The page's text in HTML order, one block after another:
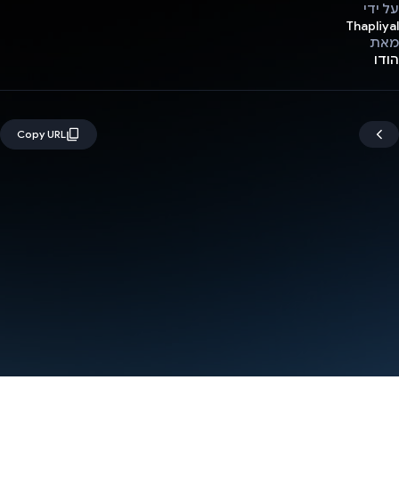
על ידי
Thapliyal
מאת
הודו